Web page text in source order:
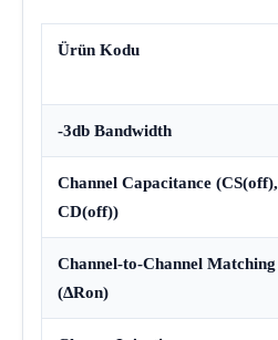
Ürün Kodu
-3db Bandwidth
Channel Capacitance (CS(off),
CD(off))
Channel-to-Channel Matching
(ΔRon)